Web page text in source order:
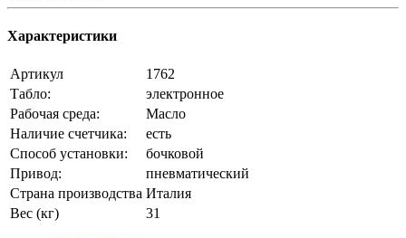
Характеристики
Артикул
1762
Табло:
электронное
Рабочая среда:
Масло
Наличие счетчика:
есть
Способ установки:
бочковой
Привод:
пневматический
Страна производства Италия
Вес (кг)
31